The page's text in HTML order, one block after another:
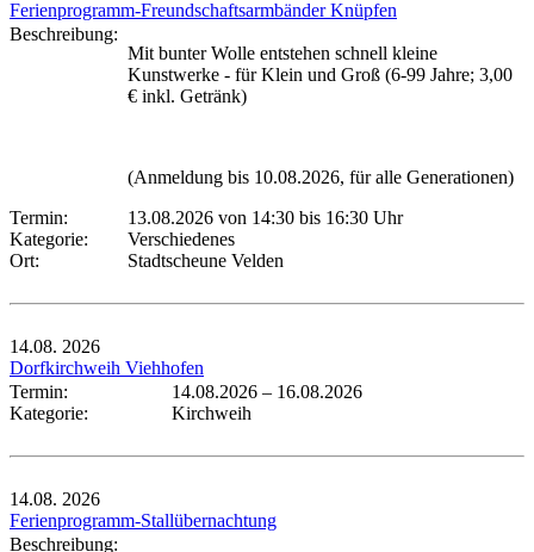
Ferienprogramm-Freundschaftsarmbänder Knüpfen
Beschreibung:
Mit bunter Wolle entstehen schnell kleine
Kunstwerke - für Klein und Groß (6-99 Jahre; 3,00
€ inkl. Getränk)
(Anmeldung bis 10.08.2026, für alle Generationen)
Termin:
13.08.2026 von 14:30 bis 16:30 Uhr
Kategorie:
Verschiedenes
Ort:
Stadtscheune Velden
14.08. 2026
Dorfkirchweih Viehhofen
Termin:
14.08.2026 – 16.08.2026
Kategorie:
Kirchweih
14.08. 2026
Ferienprogramm-Stallübernachtung
Beschreibung: